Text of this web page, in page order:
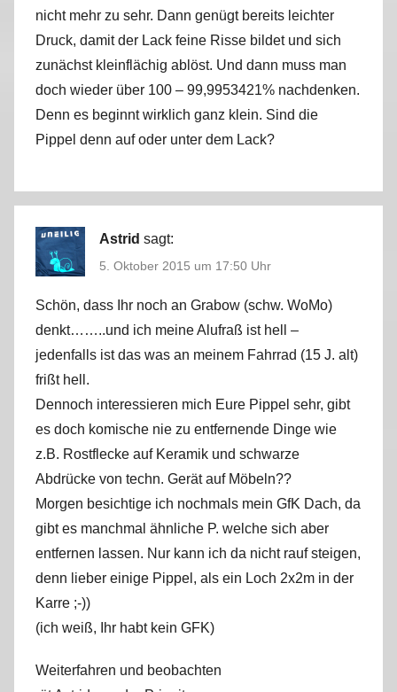
nicht mehr zu sehr. Dann genügt bereits leichter
Druck, damit der Lack feine Risse bildet und sich
zunächst kleinflächig ablöst. Und dann muss man
doch wieder über 100 – 99,9953421% nachdenken.
Denn es beginnt wirklich ganz klein. Sind die
Pippel denn auf oder unter dem Lack?
Astrid sagt:
5. Oktober 2015 um 17:50 Uhr
Schön, dass Ihr noch an Grabow (schw. WoMo)
denkt……..und ich meine Alufraß ist hell –
jedenfalls ist das was an meinem Fahrrad (15 J. alt)
frißt hell.
Dennoch interessieren mich Eure Pippel sehr, gibt
es doch komische nie zu entfernende Dinge wie
z.B. Rostflecke auf Keramik und schwarze
Abdrücke von techn. Gerät auf Möbeln??
Morgen besichtige ich nochmals mein GfK Dach, da
gibt es manchmal ähnliche P. welche sich aber
entfernen lassen. Nur kann ich da nicht rauf steigen,
denn lieber einige Pippel, als ein Loch 2x2m in der
Karre ;-))
(ich weiß, Ihr habt kein GFK)
Weiterfahren und beobachten